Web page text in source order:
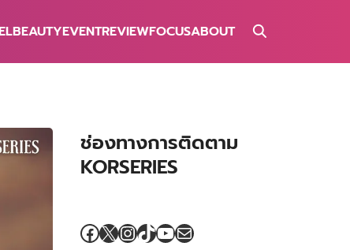
BEAUTYEVENTREVIEWFOCUSABOUT
ช่องทางการติดตาม
KORSERIES
Facebook
X Instagram
TikTok
YouTube
Mail